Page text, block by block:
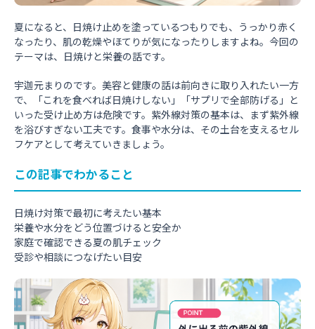
夏になると、日焼け止めを塗っているつもりでも、うっかり赤く
なったり、肌の乾燥やほてりが気になったりしますよね。今回の
テーマは、日焼けと栄養の話です。
宇迦元まりのです。美容と健康の話は前向きに取り入れたい一方
で、「これを食べれば日焼けしない」「サプリで全部防げる」と
いった受け止め方は危険です。紫外線対策の基本は、まず紫外線
を浴びすぎない工夫です。食事や水分は、その土台を支えるセル
フケアとして考えていきましょう。
この記事でわかること
日焼け対策で最初に考えたい基本
栄養や水分をどう位置づけると安全か
家庭で確認できる夏の肌チェック
受診や相談につなげたい目安